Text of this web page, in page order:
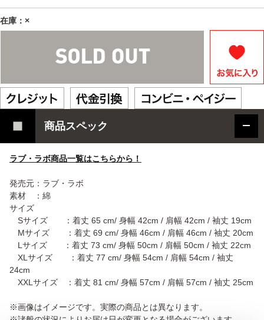
在庫：×
商品スペック
ラブ・ラボ商品一覧はこちらから！
発売元：ラブ・ラボ
素材 ：綿
サイズ
Sサイズ ：着丈 65 cm/ 身幅 42cm / 肩幅 42cm / 袖丈 19cm
Mサイズ ：着丈 69 cm/ 身幅 46cm / 肩幅 46cm / 袖丈 20cm
Lサイズ ：着丈 73 cm/ 身幅 50cm / 肩幅 50cm / 袖丈 22cm
XLサイズ ：着丈 77 cm/ 身幅 54cm / 肩幅 54cm / 袖丈
24cm
XXLサイズ ：着丈 81 cm/ 身幅 57cm / 肩幅 57cm / 袖丈 25cm
※画像はイメージです。実際の商品とは異なります。